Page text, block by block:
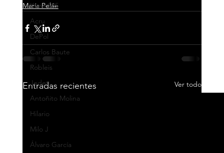
Kane 935
Acru
DePol
Carlos Baute
Robleis
Jedet
Antoñito Molina
Hilario
Milo J
Álvaro García
María Peláe
Entradas recientes Ver todo